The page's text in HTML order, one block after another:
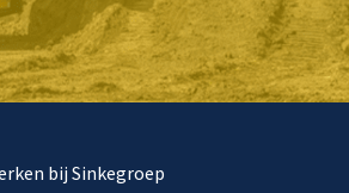
bij Sinkegroep